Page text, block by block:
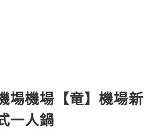
場機場【竜】機場新
一人鍋